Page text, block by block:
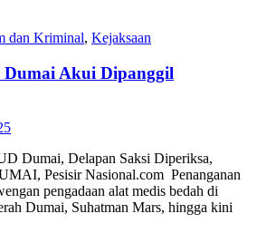
dan Kriminal, Kejaksaan
Dumai Akui Dipanggil
Dumai, Delapan Saksi Diperiksa,
Pesisir Nasional.com Penanganan
pengadaan alat medis bedah di
Dumai, Suhatman Mars, hingga kini